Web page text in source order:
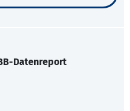
Datenreport